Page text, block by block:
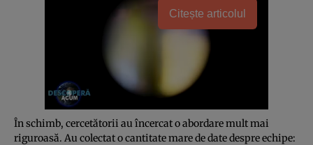
Citește articolul
În schimb, cercetătorii au încercat o abordare mult mai
riguroasă. Au colectat o cantitate mare de date despre echipe: